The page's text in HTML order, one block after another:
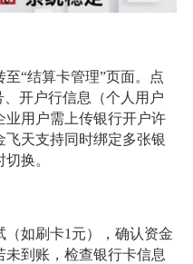
“结算卡管理”页面。点
开户行信息（个人用户
业用户需上传银行开户许
天支持同时绑定多张银
换。
如刷卡1元），确认资金
未到账，检查银行卡信息